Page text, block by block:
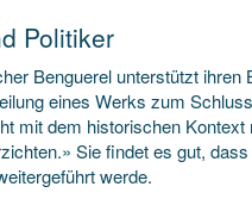
Politiker
Benguerel unterstützt ihren
eines Werks zum
mit dem historischen
Sie findet es gut,
werde.